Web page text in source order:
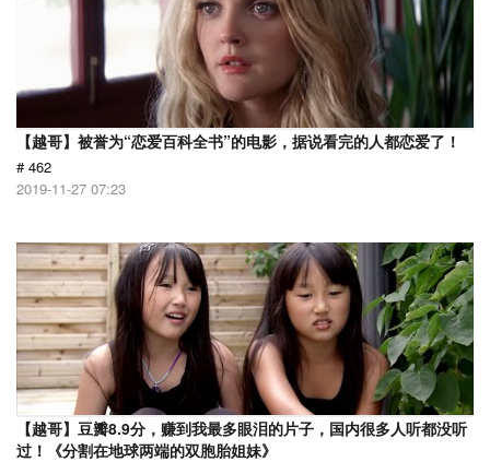
【越哥】被誉为“恋爱百科全书”的电影，据说看完的人都恋爱了！
# 462
2019-11-27 07:23
【越哥】豆瓣8.9分，赚到我最多眼泪的片子，国内很多人听都没听
过！《分割在地球两端的双胞胎姐妹》